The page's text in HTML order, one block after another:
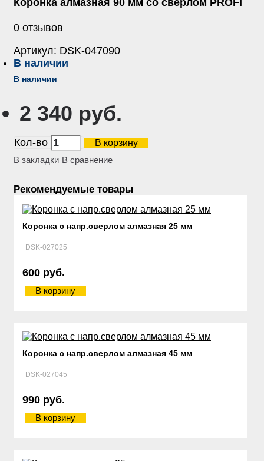
0 отзывов
Артикул: DSK-047090
В наличии
В наличии
2 340 руб.
Кол-во
В корзину
В закладки В сравнение
Рекомендуемые товары
Коронка с напр.сверлом алмазная 25 мм
DSK-027025
600 руб.
В корзину
Коронка с напр.сверлом алмазная 45 мм
DSK-027045
990 руб.
В корзину